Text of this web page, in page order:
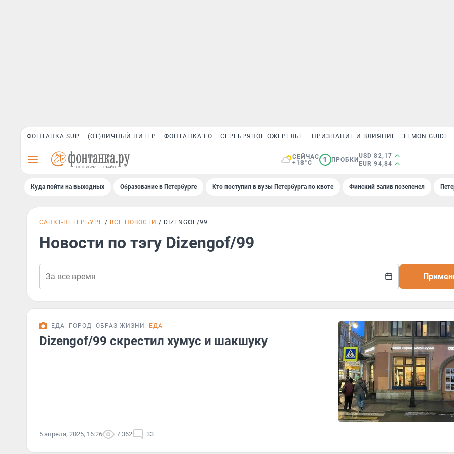
ФОНТАНКА SUP (ОТ)ЛИЧНЫЙ ПИТЕР ФОНТАНКА ГО СЕРЕБРЯНОЕ ОЖЕРЕЛЬЕ ПРИЗНАНИЕ И ВЛИЯНИЕ LEMON GUIDE
СЕЙЧАС
+18°C
1 ПРОБКИ
USD 82,17
EUR 94,84
Куда пойти на выходных Образование в Петербурге Кто поступил в вузы Петербурга по квоте Финский залив позеленел
САНКТ-ПЕТЕРБУРГ ВСЕ НОВОСТИ DIZENGOF/99
Новости по тэгу Dizengof/99
ЕДА ГОРОД ОБРАЗ ЖИЗНИ ЕДА
Dizengof/99 скрестил хумус и шакшуку
5 апреля, 2025, 16:26 7 362 33